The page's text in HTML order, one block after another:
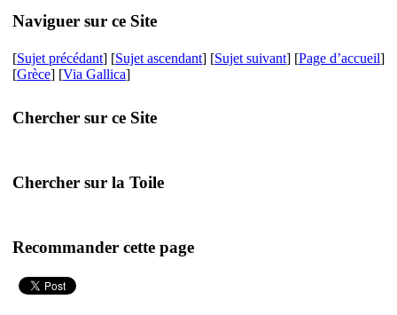
Naviguer sur ce Site
[Sujet précédant] [Sujet ascendant] [Sujet suivant] [Page d’accueil]
[Grèce] [Via Gallica]
Chercher sur ce Site
Chercher sur la Toile
Recommander cette page